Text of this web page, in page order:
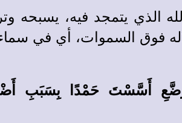
الذي يتمجد فيه، يسبحه
فوق السموات، أي في
أَسَّسْتَ حَمْدًا بِسَبَبِ